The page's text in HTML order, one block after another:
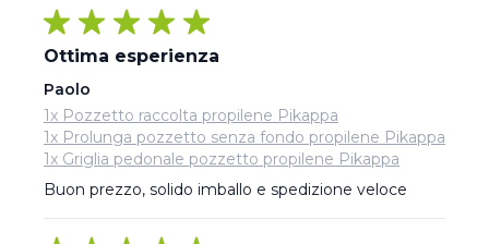
Ottima esperienza
Paolo
1x Pozzetto raccolta propilene Pikappa
1x Prolunga pozzetto senza fondo propilene Pikappa
1x Griglia pedonale pozzetto propilene Pikappa
Buon prezzo, solido imballo e spedizione veloce